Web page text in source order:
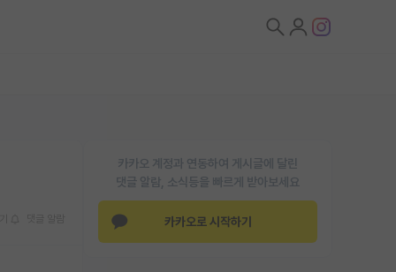
카카오 계정과 연동하여 게시글에 달린
댓글 알람, 소식등을 빠르게 받아보세요
카카오로 시작하기